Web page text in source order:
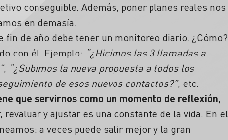
conseguible. Además, poner planes reales nos
en demasía.
fin de año debe tener un monitoreo diario. ¿Cómo?
con él. Ejemplo: “¿Hicimos las 3 llamadas a
, “¿Subimos la nueva propuesta a todos los
de esos nuevos contactos?”, etc.
que servirnos como un momento de reflexión,
revaluar y ajustar es una constante de la vida. En el
a veces puede salir mejor y la gran